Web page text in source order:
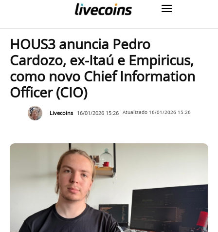
HOUS3 anuncia Pedro
Cardozo, ex-Itaú e Empiricus,
como novo Chief Information
Officer (CIO)
Livecoins 16/01/2026 15:26 Atualizado 16/01/2026 15:26